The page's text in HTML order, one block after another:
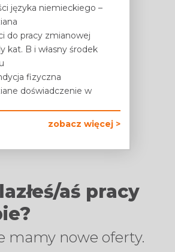
języka niemieckiego –
do pracy zmianowej
kat. B i własny środek
fizyczna
doświadczenie w
zobacz więcej >
aś pracy
mamy nowe oferty.